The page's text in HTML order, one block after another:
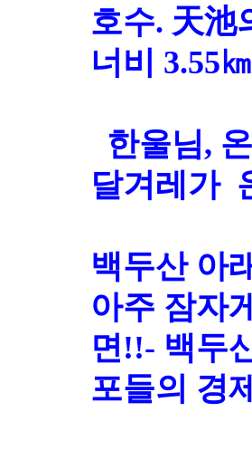
호수. 天池
너비 3.55
한울님,
달겨레가
백두산 아
아주 잠자
면!!- 백두
포들의 경